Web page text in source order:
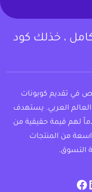
، خذلك كود
في تقديم كوبونات
العربي. يستهدف
لهم قيمة حقيقية من
من المنتجات
التسوق.
facebook